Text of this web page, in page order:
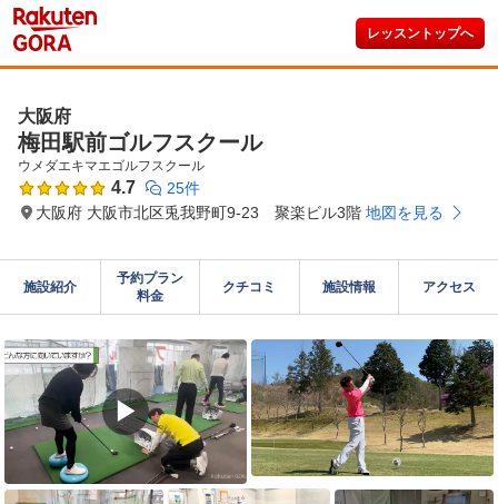
レッスントップへ
大阪府
梅田駅前ゴルフスクール
ウメダエキマエゴルフスクール
4.7
25件
大阪府 大阪市北区兎我野町9-23 聚楽ビル3階 地図を見る
施設紹介
予約プラン
料金
クチコミ 施設情報 アクセス
▶